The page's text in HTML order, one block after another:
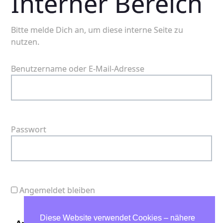
Bitte melde Dich an, um diese interne Seite zu
nutzen.
Benutzername oder E-Mail-Adresse
Passwort
Angemeldet bleiben
Diese Website verwendet Cookies – nähere